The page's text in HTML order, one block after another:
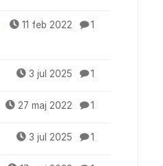
11 feb 2022 1
3 jul 2025 1
27 maj 2022 1
3 jul 2025 1